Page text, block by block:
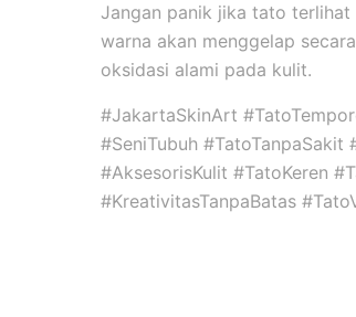
Jangan panik jika tato terlihat
warna akan menggelap
oksidasi alami pada kulit.
#JakartaSkinArt
#SeniTubuh
#AksesorisKulit #TatoKeren
#KreativitasTanpaBatas